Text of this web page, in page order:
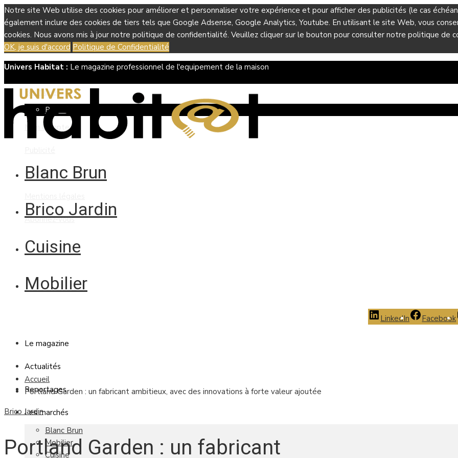
Notre site Web utilise des cookies pour améliorer et personnaliser votre expérience et pour afficher des publicités (le cas
également inclure des cookies de tiers tels que Google Adsense, Google Analytics, Youtube. En utilisant le site Web, vous
cookies. Nous avons mis à jour notre politique de confidentialité. Veuillez cliquer sur le bouton pour consulter notre politique de
OK, je suis d'accord Politique de Confidentialité
Univers Habitat : Le magazine professionnel de l'equipement de la maison
Boutique
Panier
Mon compte
Contact
Abonnez-vous
Blanc Brun
Brico Jardin
Cuisine
Mobilier
LinkedIn Facebook
Le magazine
Actualités
Reportages
Les marchés
Blanc Brun
Mobilier
Cuisine
Accueil
Portland Garden : un fabricant ambitieux, avec des innovations à forte valeur ajoutée
Brico Jardin
Portland Garden : un fabricant